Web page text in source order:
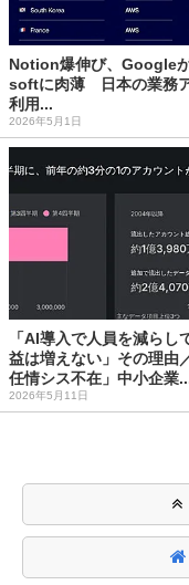
Notion爆伸び、Google
softに肉薄 日本の業務
利用...
2026年5月1日
「AI導入で人員を減らし
益は増えない」その理由
任情シス不在」中小企業
2026年5月11日